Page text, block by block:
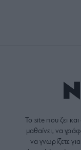
Το site που ζει και
μαθαίνει, να
να γνωρίζετε